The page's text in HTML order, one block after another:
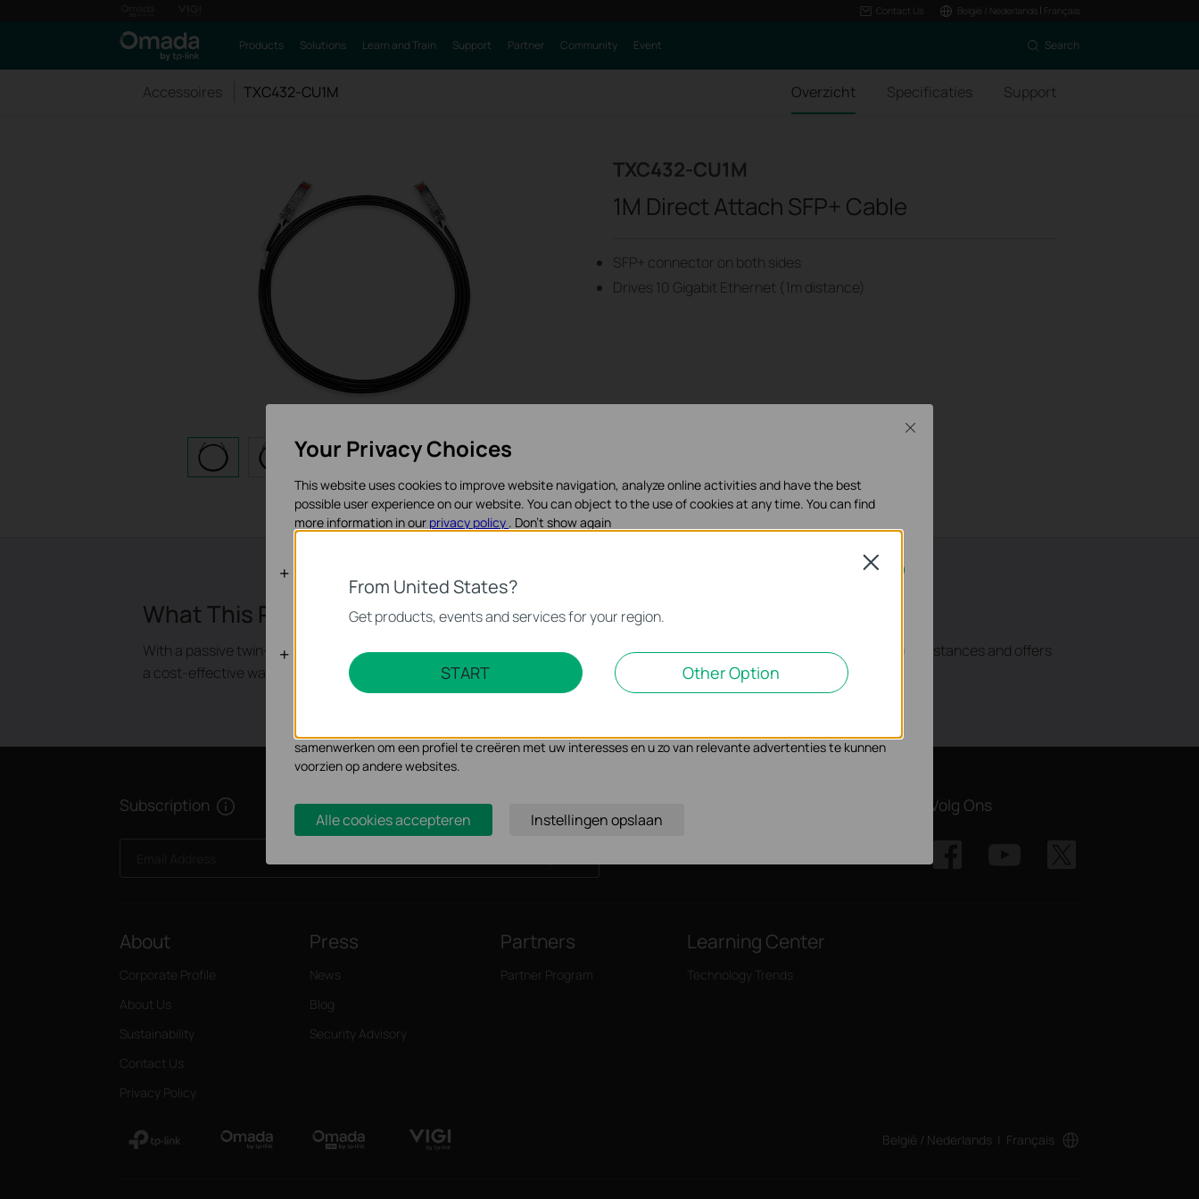
Contact Us België / Nederlands| Français
Products Solutions Learn and Train Support Partner Community Event Search
Accessoires TXC432-CU1M Overzicht Specificaties Support
TXC432-CU1M
1M Direct Attach SFP+ Cable
SFP+ connector on both sides
Drives 10 Gigabit Ethernet (1m distance)
What This Product Does
With a passive twin-ax cable assembly of 1 meter and two SFP+ connectors on each side, TXC432-CU1M is suitable for short distances and offers
a cost-effective way to connect within racks and across adjacent racks.
Subscription Volg Ons
About
Corporate Profile
About Us
Sustainability
Contact Us
Privacy Policy
Press
News
Blog
Security Advisory
Partners
Partner Program
Learning Center
Technology Trends
België / Nederlands Français
From United States?
Get products, events and services for your region.
START Other Option
Close
Your Privacy Choices
This website uses cookies to improve website navigation, analyze online activities and have the best
possible user experience on our website. You can object to the use of cookies at any time. You can find
more information in our privacy policy . Don’t show again
Analyse en Marketing Cookies
Cookies voor analyse geven ons de mogelijkheid uw activiteiten op onze website te volgen en zo de
samenwerken om een profiel te creëren met uw interesses en u zo van relevante advertenties te kunnen
voorzien op andere websites.
Alle cookies accepteren Instellingen opslaan
Close